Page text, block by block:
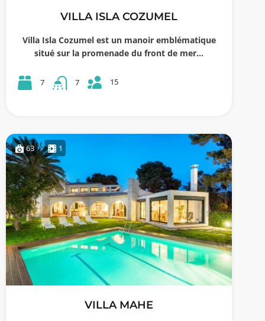
VILLA ISLA COZUMEL
Villa Isla Cozumel est un manoir emblématique
situé sur la promenade du front de mer…
7 7 15
63 1
VILLA MAHE